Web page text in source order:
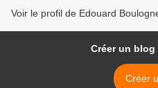
Voir le profil de Edouard
Créer un
Créer